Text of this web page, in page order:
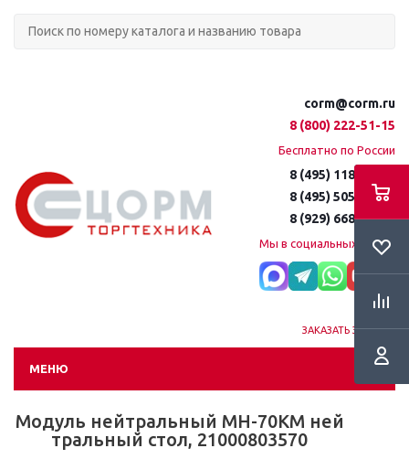
corm@corm.ru
8 (800) 222-51-15
Бесплатно по России
8 (495) 118-61-16
8 (495) 505-51-15
8 (929) 668-95-35
Мы в социальных сетях:
ЗАКАЗАТЬ ЗВОНОК
МЕНЮ
Модуль нейтральный МН-70КМ ней
тральный стол, 21000803570